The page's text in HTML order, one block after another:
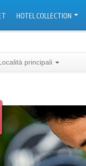
HOTEL COLLECTION
principali